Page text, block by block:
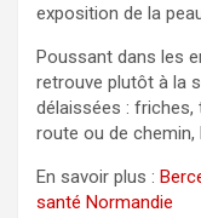
exposition de la
Poussant dans les
retrouve plutôt à la
délaissées :
route ou de chemin,
En savoir plus :
santé Normandie